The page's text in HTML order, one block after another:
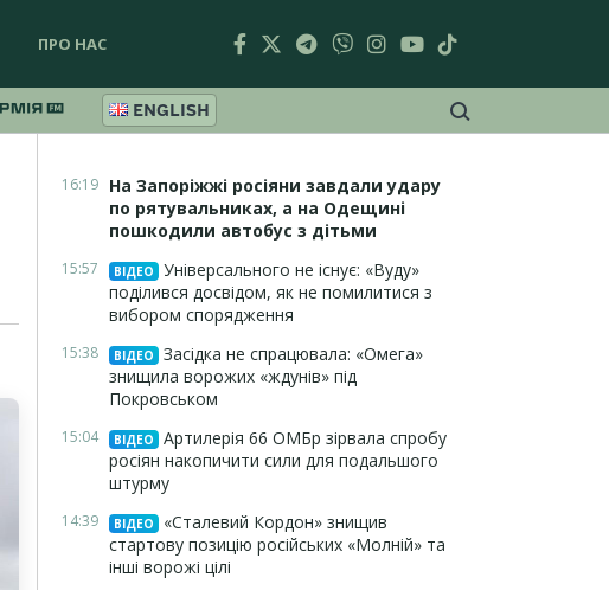
ПРО НАС
ENGLISH
16:19 На Запоріжжі росіяни завдали удару
по рятувальниках, а на Одещині
пошкодили автобус з дітьми
15:57 ВІДЕО
Універсального не існує: «Вуду»
поділився досвідом, як не помилитися з
вибором спорядження
15:38 ВІДЕО
Засідка не спрацювала: «Омега»
знищила ворожих «ждунів» під
Покровськом
15:04 ВІДЕО
Артилерія 66 ОМБр зірвала спробу
росіян накопичити сили для подальшого
штурму
14:39 ВІДЕО
«Сталевий Кордон» знищив
стартову позицію російських «Молній» та
інші ворожі цілі